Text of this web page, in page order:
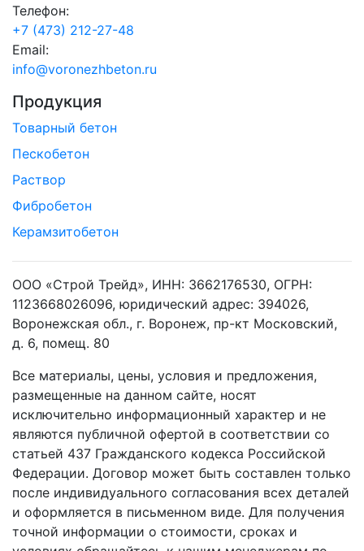
Телефон:
+7 (473) 212-27-48
Email:
info@voronezhbeton.ru
Продукция
Товарный бетон
Пескобетон
Раствор
Фибробетон
Керамзитобетон
ООО «Строй Трейд», ИНН: 3662176530, ОГРН:
1123668026096, юридический адрес: 394026,
Воронежская обл., г. Воронеж, пр-кт Московский,
д. 6, помещ. 80
Все материалы, цены, условия и предложения,
размещенные на данном сайте, носят
исключительно информационный характер и не
являются публичной офертой в соответствии со
статьей 437 Гражданского кодекса Российской
Федерации. Договор может быть составлен только
после индивидуального согласования всех деталей
и оформляется в письменном виде. Для получения
точной информации о стоимости, сроках и